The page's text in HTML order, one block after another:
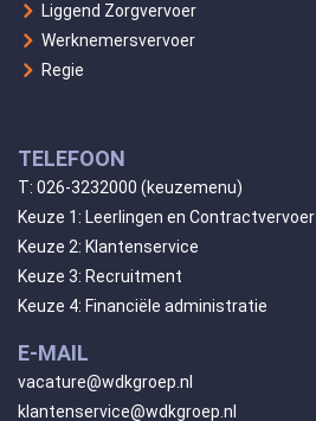
Liggend Zorgvervoer
Werknemersvervoer
Regie
TELEFOON
T: 026-3232000 (keuzemenu)
Keuze 1: Leerlingen en Contractvervoer
Keuze 2: Klantenservice
Keuze 3: Recruitment
Keuze 4: Financiële administratie
E-MAIL
vacature@wdkgroep.nl
klantenservice@wdkgroep.nl